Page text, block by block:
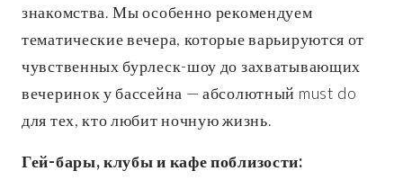
знакомства. Мы особенно рекомендуем
тематические вечера, которые варьируются от
чувственных бурлеск-шоу до захватывающих
вечеринок у бассейна — абсолютный must do
для тех, кто любит ночную жизнь.
Гей-бары, клубы и кафе поблизости: